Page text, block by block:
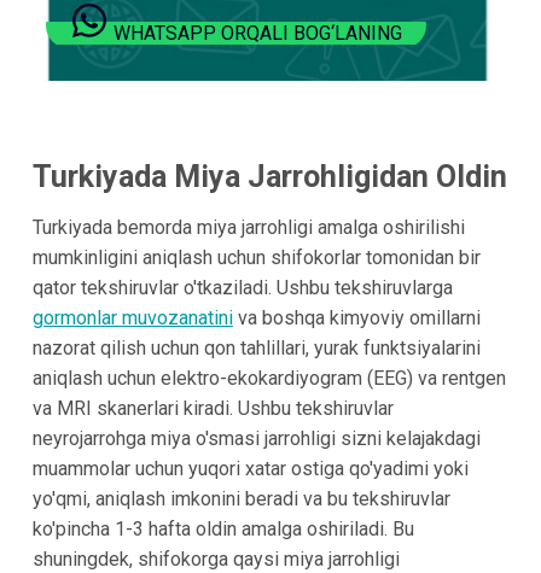
WHATSAPP ORQALI BOG‘LANING
Turkiyada Miya Jarrohligidan Oldin
Turkiyada bemorda miya jarrohligi amalga oshirilishi
mumkinligini aniqlash uchun shifokorlar tomonidan bir
qator tekshiruvlar o'tkaziladi. Ushbu tekshiruvlarga
gormonlar muvozanatiniva boshqa kimyoviy omillarni
nazorat qilish uchun qon tahlillari, yurak funktsiyalarini
aniqlash uchun elektro-ekokardiyogram (EEG) va rentgen
va MRI skanerlari kiradi. Ushbu tekshiruvlar
neyrojarrohga miya o'smasi jarrohligi sizni kelajakdagi
muammolar uchun yuqori xatar ostiga qo'yadimi yoki
yo'qmi, aniqlash imkonini beradi va bu tekshiruvlar
ko'pincha 1-3 hafta oldin amalga oshiriladi. Bu
shuningdek, shifokorga qaysi miya jarrohligi